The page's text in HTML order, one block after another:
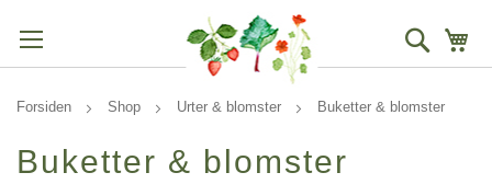
Søg
Forsiden Shop Urter & blomster Buketter & blomster
Buketter & blomster